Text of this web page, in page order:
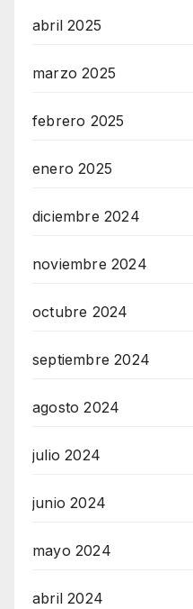
abril 2025
marzo 2025
febrero 2025
enero 2025
diciembre 2024
noviembre 2024
octubre 2024
septiembre 2024
agosto 2024
julio 2024
junio 2024
mayo 2024
abril 2024